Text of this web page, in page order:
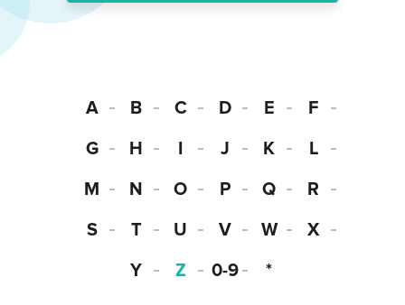
A B C D E
F
G
H I J K
L
M
N O P Q
R
S
T U V W
X
Y
Z 0-9 *